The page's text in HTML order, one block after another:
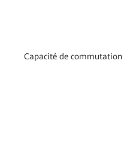
Capacité de commutation